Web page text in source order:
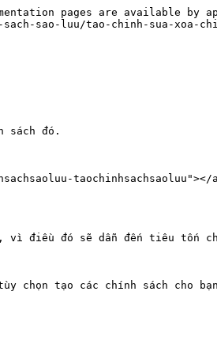
pages are available by
sao-luu/tao-chinh-sua-xoa-
sách đó.
taochinhsachsaoluu"></
vì điều đó sẽ dẫn đến tiêu tốn
chọn tạo các chính sách cho